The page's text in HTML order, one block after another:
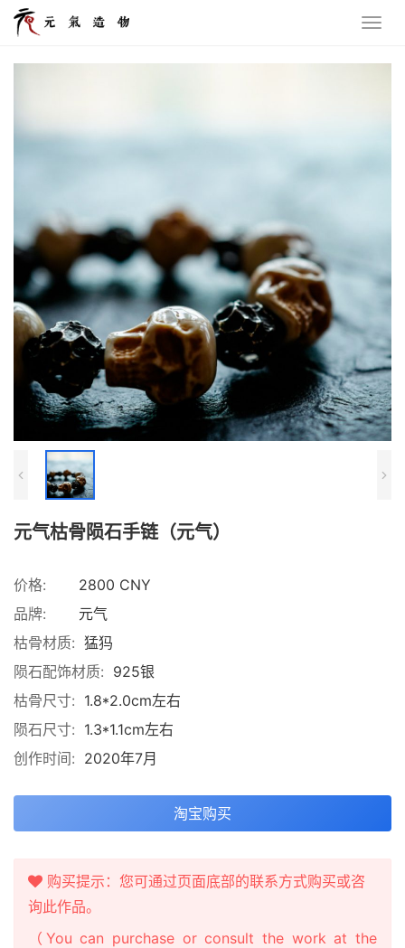
元气枯骨陨石手链（元气）
价格:
2800 CNY
品牌:
元气
枯骨材质: 猛犸
陨石配饰材质: 925银
枯骨尺寸: 1.8*2.0cm左右
陨石尺寸: 1.3*1.1cm左右
创作时间: 2020年7月
淘宝购买
购买提示：您可通过页面底部的联系方式购买或咨
询此作品。
（You can purchase or consult the work at the